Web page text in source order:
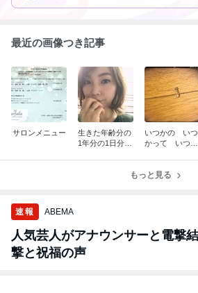
最近の画像つき記事
サロンメニュー
生きた年齢分の
1年分の1日分の
いつかの いつ
かって いつく
もっと見る
速報 ABEMA
人気芸人がアナウンサーと電撃
撃と祝福の声